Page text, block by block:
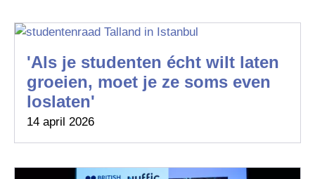
'Als je studenten écht wilt laten
groeien, moet je ze soms even
loslaten'
14 april 2026